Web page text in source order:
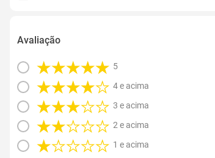
Avaliação
5
4 e acima
3 e acima
2 e acima
1 e acima